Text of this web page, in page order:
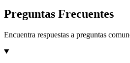
Preguntas Frecuentes
Encuentra respuestas a preguntas